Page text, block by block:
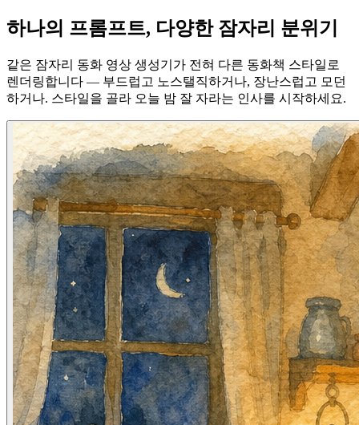
하나의 프롬프트, 다양한 잠자리 분위기
같은 잠자리 동화 영상 생성기가 전혀 다른 동화책 스타일로
렌더링합니다 — 부드럽고 노스탤직하거나, 장난스럽고 모던
하거나. 스타일을 골라 오늘 밤 잘 자라는 인사를 시작하세요.